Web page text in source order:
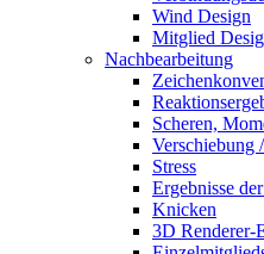
Wind Design
Mitglied
Nachbearbeitung
Scheren,
Verschiebung
Stress
Ergebnisse
Knicken
3D Renderer-